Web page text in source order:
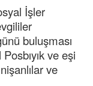
İşler
buluşması
ve eşi
ve